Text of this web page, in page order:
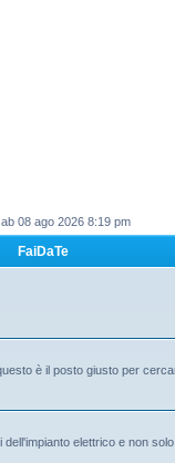
08 ago 2026 8:19 pm
FaiDaTe
è il posto giusto per
elettrico e non solo